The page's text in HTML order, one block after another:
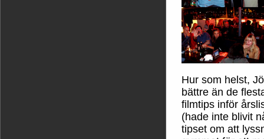
Hur som helst,
bättre än de
filmtips inför
(hade inte blivit
tipset om att